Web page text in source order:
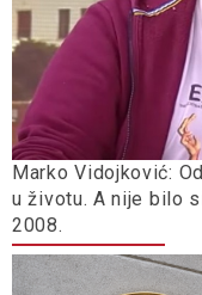
Marko Vidojković:
u životu. A nije bilo
2008.